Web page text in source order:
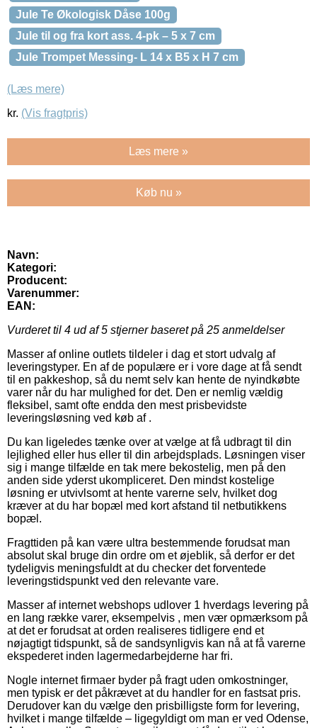
Jule Te Økologisk Dåse 100g
Jule til og fra kort ass. 4-pk – 5 x 7 cm
Jule Trompet Messing- L 14 x B5 x H 7 cm
(Læs mere)
kr. (Vis fragtpris)
Læs mere »
Køb nu »
Navn:
Kategori:
Producent:
Varenummer:
EAN:
Vurderet til 4 ud af 5 stjerner baseret på 25 anmeldelser
Masser af online outlets tildeler i dag et stort udvalg af
leveringstyper. En af de populære er i vore dage at få sendt
til en pakkeshop, så du nemt selv kan hente de nyindkøbte
varer når du har mulighed for det. Den er nemlig vældig
fleksibel, samt ofte endda den mest prisbevidste
leveringsløsning ved køb af .
Du kan ligeledes tænke over at vælge at få udbragt til din
lejlighed eller hus eller til din arbejdsplads. Løsningen viser
sig i mange tilfælde en tak mere bekostelig, men på den
anden side yderst ukompliceret. Den mindst kostelige
løsning er utvivlsomt at hente varerne selv, hvilket dog
kræver at du har bopæl med kort afstand til netbutikkens
bopæl.
Fragttiden på kan være ultra bestemmende forudsat man
absolut skal bruge din ordre om et øjeblik, så derfor er det
tydeligvis meningsfuldt at du checker det forventede
leveringstidspunkt ved den relevante vare.
Masser af internet webshops udlover 1 hverdags levering på
en lang række varer, eksempelvis , men vær opmærksom på
at det er forudsat at orden realiseres tidligere end et
nøjagtigt tidspunkt, så de sandsynligvis kan nå at få varerne
ekspederet inden lagermedarbejderne har fri.
Nogle internet firmaer byder på fragt uden omkostninger,
men typisk er det påkrævet at du handler for en fastsat pris.
Derudover kan du vælge den prisbilligste form for levering,
hvilket i mange tilfælde – ligegyldigt om man er ved Odense,